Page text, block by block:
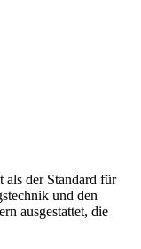
der Standard für
und den
ausgestattet, die